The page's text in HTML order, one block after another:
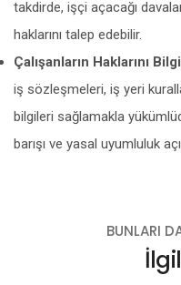
takdirde, işçi açacağı
haklarını talep edebilir.
Çalışanların Haklarını
iş sözleşmeleri, iş yeri
bilgileri sağlamakla
barışı ve yasal uyumluluk
BUNLARI